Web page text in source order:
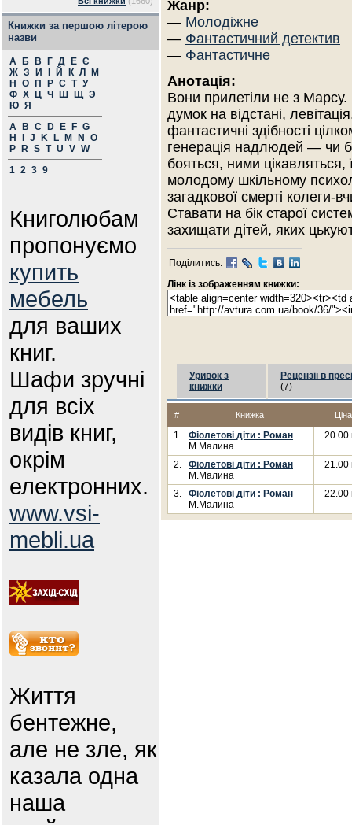
Книжки за першою літерою
назви
А Б В Г Д Е Є
Ж З И Й К Л
М
Н
О П Р С Т У
Ф Х Ц Ч Ш Щ Э
Ю Я
A
B C D E F G
H
J K L M N
O
P
R S T U V W
1 2 3 9
Книголюбам
пропонуємо
купить
мебель
для ваших
книг.
Шафи зручні
для всіх
видів книг,
окрім
електронних.
www.vsi-
mebli.ua
Життя
бентежне,
але не зле, як
казала одна
наша
Жанр:
— Молодіжне
— Фантастичний детектив
— Фантастичне
Анотація:
Вони прилетіли не з Марсу.
думок на відстані,
фантастичні здібності
генерація надлюдей — чи
бояться, ними
молодому шкільному
загадкової смерті колеги-
Ставати на бік старої
захищати дітей, яких
Поділитись:
Лінк із зображенням книжки:
Уривок з
книжки
Рецензії в пресі
(7)
# Книжка Ціна
1.
Фіолетові діти : Роман
М.Малина
20.00
2.
Фіолетові діти : Роман
М.Малина
21.00
3.
Фіолетові діти : Роман
М.Малина
22.00